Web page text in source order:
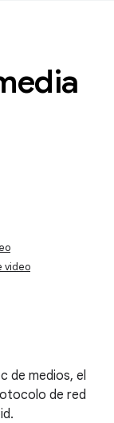
video
de medios, el
de red